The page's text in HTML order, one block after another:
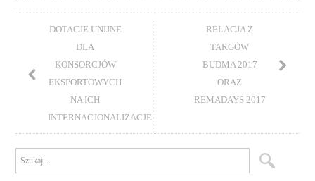
DOTACJE UNIJNE
DLA
KONSORCJÓW
EKSPORTOWYCH
NA ICH
INTERNACJONALIZACJE
RELACJA Z
TARGÓW
BUDMA 2017
ORAZ
REMADAYS 2017